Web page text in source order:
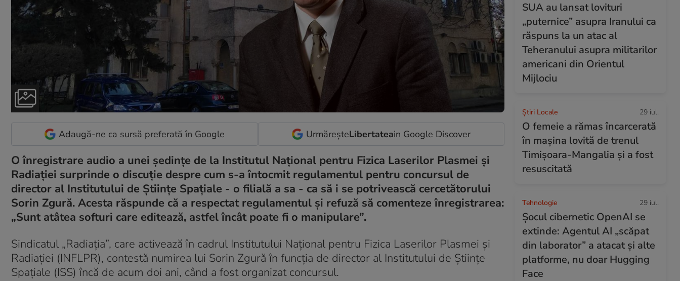
Adaugă-ne ca sursă preferată în Google UrmăreșteLibertateain Google Discover
O înregistrare audio a unei ședințe de la Institutul Național pentru Fizica Laserilor Plasmei și
Radiației surprinde o discuție despre cum s-a întocmit regulamentul pentru concursul de
director al Institutului de Științe Spațiale - o filială a sa - ca să i se potrivească cercetătorului
Sorin Zgură. Acesta răspunde că a respectat regulamentul și refuză să comenteze înregistrarea:
„Sunt atâtea softuri care editează, astfel încât poate fi o manipulare”.
Sindicatul „Radiația”, care activează în cadrul Institutului Național pentru Fizica Laserilor Plasmei și
Radiației (INFLPR), contestă numirea lui Sorin Zgură în funcția de director al Institutului de Științe
Spațiale (ISS) încă de acum doi ani, când a fost organizat concursul.
SUA au lansat lovituri
„puternice” asupra Iranului ca
răspuns la un atac al
Teheranului asupra militarilor
americani din Orientul
Mijlociu
Știri Locale 29 iul.
O femeie a rămas încarcerată
în mașina lovită de trenul
Timișoara-Mangalia şi a fost
resuscitată
Tehnologie 29 iul.
Șocul cibernetic OpenAI se
extinde: Agentul AI „scăpat
din laborator” a atacat și alte
platforme, nu doar Hugging
Face